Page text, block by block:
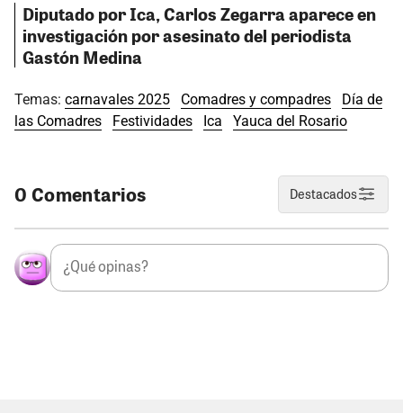
Diputado por Ica, Carlos Zegarra aparece en
investigación por asesinato del periodista
Gastón Medina
Temas: carnavales 2025 Comadres y compadres
Día de
las Comadres
Festividades Ica Yauca del Rosario
0 Comentarios Destacados